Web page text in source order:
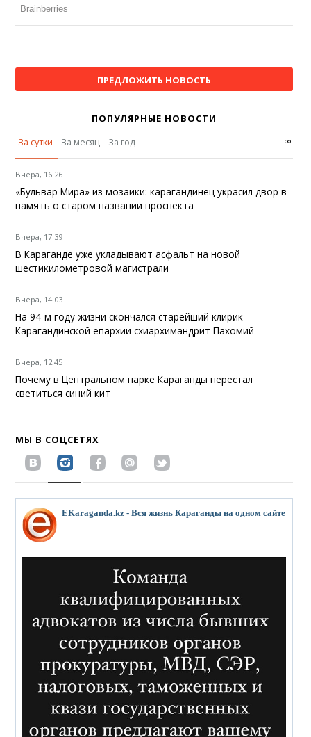
ПРЕДЛОЖИТЬ НОВОСТЬ
ПОПУЛЯРНЫЕ НОВОСТИ
За сутки
За месяц За год ∞
Вчера, 16:26
«Бульвар Мира» из мозаики: карагандинец украсил двор в
память о старом названии проспекта
Вчера, 17:39
В Караганде уже укладывают асфальт на новой
шестикилометровой магистрали
Вчера, 14:03
На 94-м году жизни скончался старейший клирик
Карагандинской епархии схиархимандрит Пахомий
Вчера, 12:45
Почему в Центральном парке Караганды перестал
светиться синий кит
МЫ В СОЦСЕТЯХ
EKaraganda.kz - Вся жизнь Караганды на одном сайте